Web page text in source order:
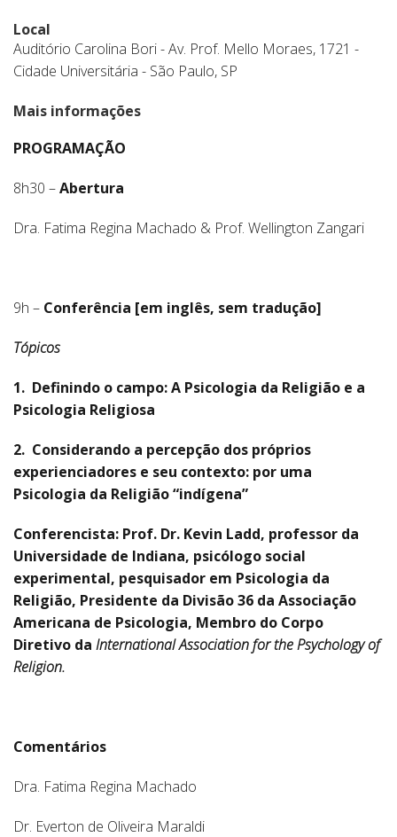
Local
Auditório Carolina Bori - Av. Prof. Mello Moraes, 1721 -
Cidade Universitária - São Paulo, SP
Mais informações
PROGRAMAÇÃO
8h30 –Abertura
Dra. Fatima Regina Machado & Prof. Wellington Zangari
9h – Conferência [em inglês, sem tradução]
Tópicos
1. Definindo o campo: A Psicologia da Religião e a
Psicologia Religiosa
2. Considerando a percepção dos próprios
experienciadores e seu contexto: por uma
Psicologia da Religião “indígena”
Conferencista: Prof. Dr. Kevin Ladd, professor da
Universidade de Indiana, psicólogo social
experimental, pesquisador em Psicologia da
Religião, Presidente da Divisão 36 da Associação
Americana de Psicologia, Membro do Corpo
Diretivo da International Association for the Psychology of
Religion.
Comentários
Dra. Fatima Regina Machado
Dr. Everton de Oliveira Maraldi